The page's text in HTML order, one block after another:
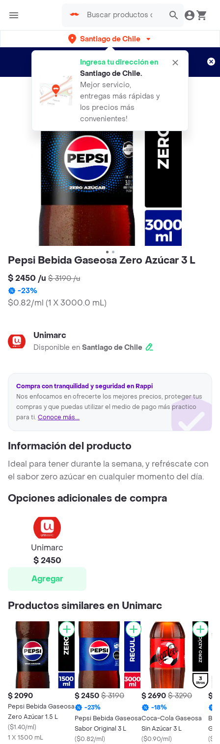
Santiago de Chile
Ingresa tu dirección en
Santiago de Chile.
Mejor servicio,
entregas más rápidas y
los precios más
convenientes!
envíos gratis por semanas
Aplican TyC
Pepsi Bebida Gaseosa Zero Azúcar 3 L
$ 2450 /u $ 3190/u
-23%
$0.82/ml (1 X 3000.0 mL)
Unimarc
Disponible en Santiago de Chile
Compra con tranquilidad y seguridad en Rappi
Nos enfocamos en ofrecerte los mejores precios, proteger tus
compras y que puedas utilizar el medio de pago más practico
para ti. Conoce más...
Información del producto
Ideal para tener durante la semana, y refréscate con
el sabor zero azúcar en cualquier momento del día.
Opciones adicionales de compra
Unimarc
$ 2450
Agregar
Productos similares en Unimarc
$ 2090
Pepsi Bebida Gaseosa
Zero Azúcar 1.5 L
($1.40/ml)
1 X 1500 mL
$ 2450 $ 3190
-23%
Pepsi Bebida Gaseosa
Sabor Original 3 L
($0.82/ml)
$ 2690 $ 3290
-18%
Coca-Cola Gaseosa
Sin Azúcar 3 L
($0.90/ml)
$
(